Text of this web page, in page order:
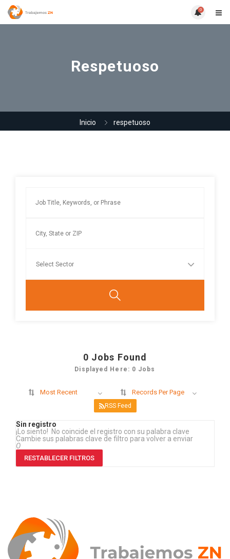
0
Respetuoso
Inicio respetuoso
0 Jobs Found
Displayed Here: 0 Jobs
Most Recent Records Per Page
RSS Feed
Sin registro
¡Lo siento! No coincide el registro con su palabra clave
Cambie sus palabras clave de filtro para volver a enviar
O
RESTABLECER FILTROS